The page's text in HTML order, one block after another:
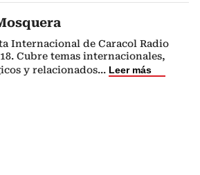
Internacional de Caracol Radio
Cubre temas internacionales,
y relacionados... Leer más